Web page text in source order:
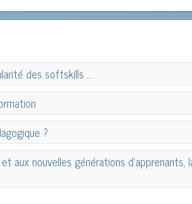
des softskills ...
des softskills ...
?
?
aux nouvelles générations